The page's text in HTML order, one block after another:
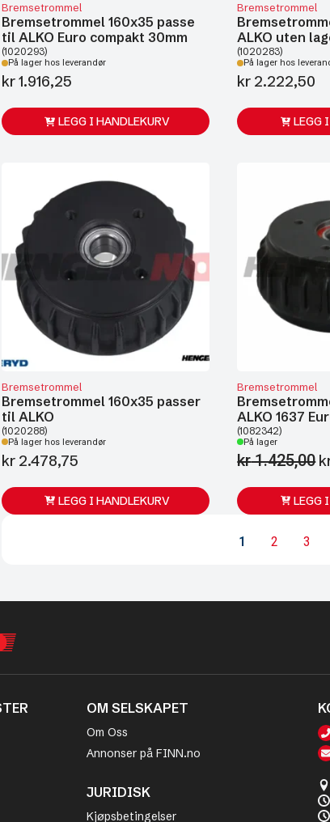
Bremsetrommel
Bremsetrommel 160x35 passe
til ALKO Euro compakt 30mm
(1020293)
På lager hos leverandør
kr1.916,25
LEGG I HANDLEKURV
Bremsetrommel
ALKO uten
(1020283)
På lager hos
kr 2.222,50
LEGG
Bremsetrommel
Bremsetrommel 160x35 passer
til ALKO
(1020288)
På lager hos leverandør
kr 2.478,75
LEGG I HANDLEKURV
Bremsetrommel
ALKO 1637
(1082342)
På lager
kr1.425,00
LEGG
1 2 3
OM SELSKAPET
Om Oss
Annonser på FINN.no
JURIDISK
Kjøpsbetingelser